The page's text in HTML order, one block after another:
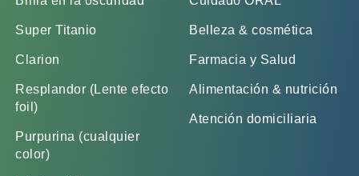
Super Titanio
Clarion
Resplandor (Lente efecto
foil)
Purpurina (cualquier
color)
Belleza & cosmética
Farmacia y Salud
Alimentación & nutrición
Atención domiciliaria